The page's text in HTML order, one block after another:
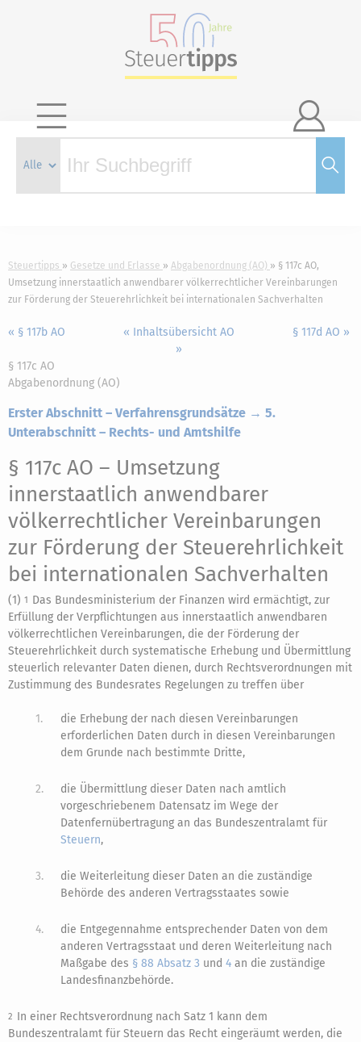

Steuertipps Gesetze und Erlasse Abgabenordnung (AO)
§ 117c AO,
Umsetzung innerstaatlich anwendbarer völkerrechtlicher Vereinbarungen
zur Förderung der Steuerehrlichkeit bei internationalen Sachverhalten
« § 117b AO
« Inhaltsübersicht AO
»
§ 117d AO »
§ 117c AO
Abgabenordnung (AO)
Erster Abschnitt – Verfahrensgrundsätze → 5.
Unterabschnitt – Rechts- und Amtshilfe
§ 117c AO – Umsetzung
innerstaatlich anwendbarer
völkerrechtlicher Vereinbarungen
zur Förderung der Steuerehrlichkeit
bei internationalen Sachverhalten
(1) 1 Das Bundesministerium der Finanzen wird ermächtigt, zur
Erfüllung der Verpflichtungen aus innerstaatlich anwendbaren
völkerrechtlichen Vereinbarungen, die der Förderung der
Steuerehrlichkeit durch systematische Erhebung und Übermittlung
steuerlich relevanter Daten dienen, durch Rechtsverordnungen mit
Zustimmung des Bundesrates Regelungen zu treffen über
1.
die Erhebung der nach diesen Vereinbarungen
erforderlichen Daten durch in diesen Vereinbarungen
dem Grunde nach bestimmte Dritte,
2.
die Übermittlung dieser Daten nach amtlich
vorgeschriebenem Datensatz im Wege der
Datenfernübertragung an das Bundeszentralamt für
Steuern,
3.
die Weiterleitung dieser Daten an die zuständige
Behörde des anderen Vertragsstaates sowie
4.
die Entgegennahme entsprechender Daten von dem
anderen Vertragsstaat und deren Weiterleitung nach
Maßgabe des § 88 Absatz 3 und4 an die zuständige
Landesfinanzbehörde.
2 In einer Rechtsverordnung nach Satz 1 kann dem
Bundeszentralamt für Steuern das Recht eingeräumt werden, die